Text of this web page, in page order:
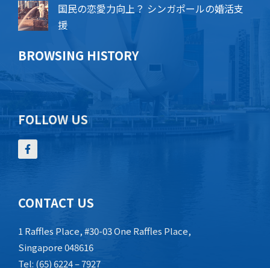
国民の恋愛力向上？ シンガポールの婚活支
援
BROWSING HISTORY
FOLLOW US
CONTACT US
1 Raffles Place, #30-03 One Raffles Place,
Singapore 048616
Tel: (65) 6224 – 7927